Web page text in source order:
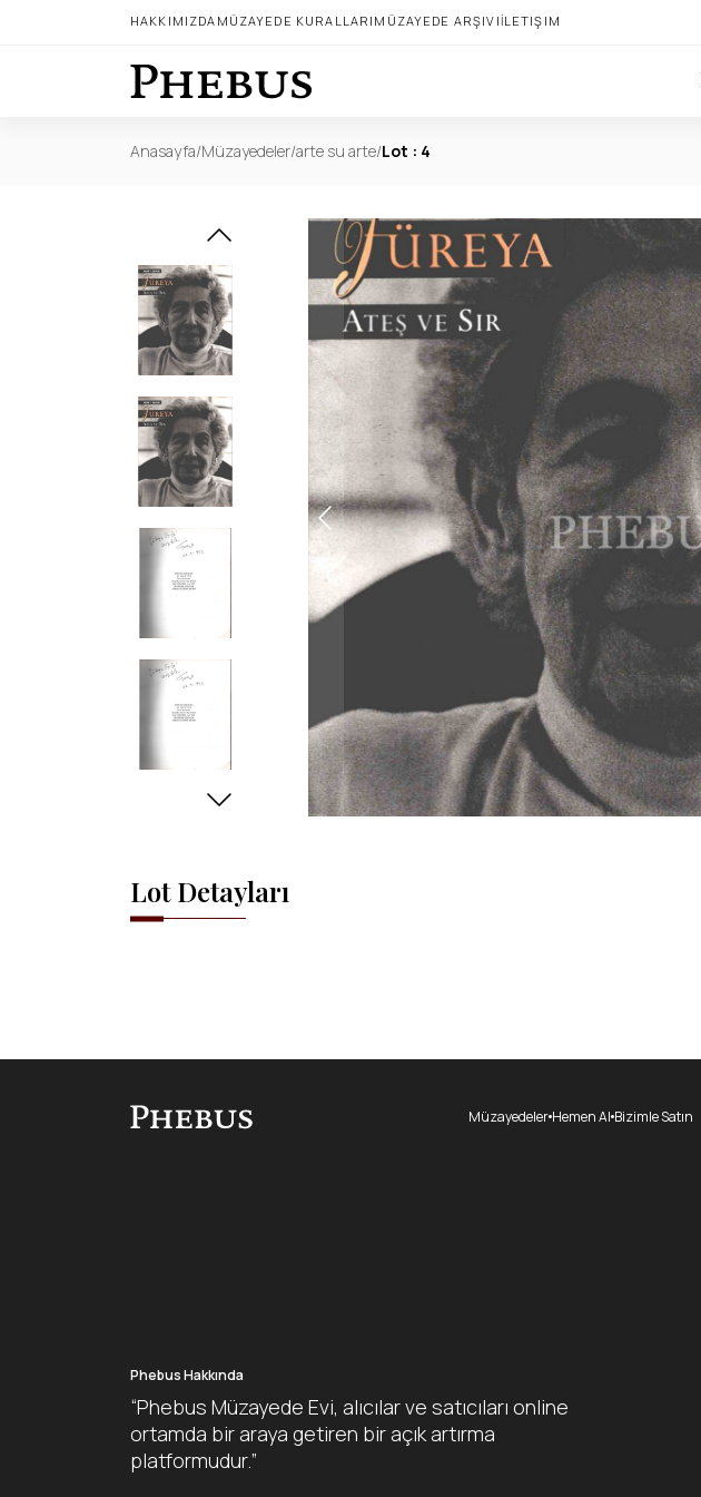
HAKKIMIZDA MÜZAYEDE KURALLARI MÜZAYEDE ARŞIVIİLETIŞIM
Anasayfa/Müzayedeler/arte su arte/Lot : 4
Lot Detayları
MüzayedelerHemen Al Bizimle Satın
Phebus Hakkında
“Phebus Müzayede Evi, alıcılar ve satıcıları online
ortamda bir araya getiren bir açık artırma
platformudur.”